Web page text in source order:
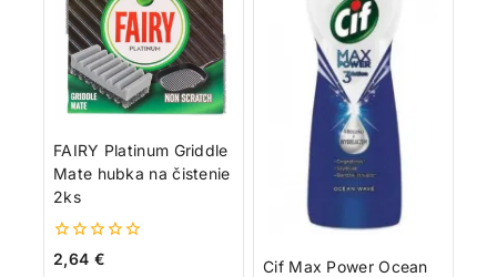
FAIRY Platinum Griddle
Mate hubka na čistenie
2ks
0
2,64 €
Cif Max Power Ocean
Viac toto okno nezobrazovať